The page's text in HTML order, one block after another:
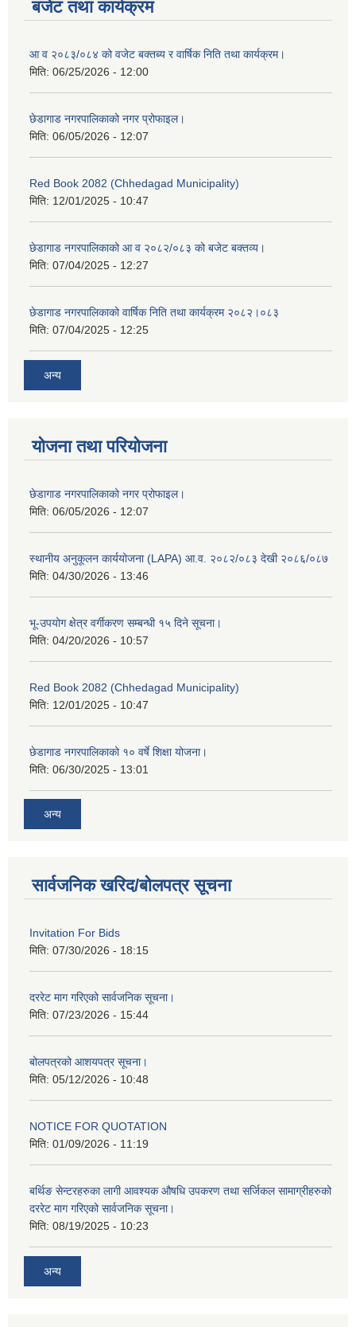
बजेट तथा कार्यक्रम
आ व २०८३/०८४ को वजेट बक्तब्य र वार्षिक निति तथा कार्यक्रम।
मिति: 06/25/2026 - 12:00
छेडागाड नगरपालिकाको नगर प्रोफाइल।
मिति: 06/05/2026 - 12:07
Red Book 2082 (Chhedagad Municipality)
मिति: 12/01/2025 - 10:47
छेडागाड नगरपालिकाको आ व २०८२/०८३ को बजेट बक्तव्य।
मिति: 07/04/2025 - 12:27
छेडागाड नगरपालिकाको वार्षिक निति तथा कार्यक्रम २०८२।०८३
मिति: 07/04/2025 - 12:25
अन्य
योजना तथा परियोजना
छेडागाड नगरपालिकाको नगर प्रोफाइल।
मिति: 06/05/2026 - 12:07
स्थानीय अनुकूलन कार्ययोजना (LAPA) आ.व. २०८२/०८३ देखी २०८६/०८७
मिति: 04/30/2026 - 13:46
भू-उपयोग क्षेत्र वर्गीकरण सम्बन्धी १५ दिने सूचना।
मिति: 04/20/2026 - 10:57
Red Book 2082 (Chhedagad Municipality)
मिति: 12/01/2025 - 10:47
छेडागाड नगरपालिकाको १० वर्षे शिक्षा योजना।
मिति: 06/30/2025 - 13:01
अन्य
सार्वजनिक खरिद/बोलपत्र सूचना
Invitation For Bids
मिति: 07/30/2026 - 18:15
दररेट माग गरिएको सार्वजनिक सूचना।
मिति: 07/23/2026 - 15:44
बोलपत्रको आशयपत्र सूचना।
मिति: 05/12/2026 - 10:48
NOTICE FOR QUOTATION
मिति: 01/09/2026 - 11:19
बर्थिङ सेन्टरहरुका लागी आवश्यक औषधि उपकरण तथा सर्जिकल सामाग्रीहरुको
दररेट माग गरिएको सार्वजनिक सूचना।
मिति: 08/19/2025 - 10:23
अन्य